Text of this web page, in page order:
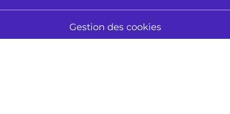
Gestion des cookies